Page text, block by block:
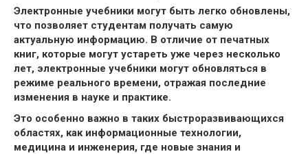
Электронные учебники могут быть легко обновлены,
что позволяет студентам получать самую
актуальную информацию. В отличие от печатных
книг, которые могут устареть уже через несколько
лет, электронные учебники могут обновляться в
режиме реального времени, отражая последние
изменения в науке и практике.
Это особенно важно в таких быстроразвивающихся
областях, как информационные технологии,
медицина и инженерия, где новые знания и